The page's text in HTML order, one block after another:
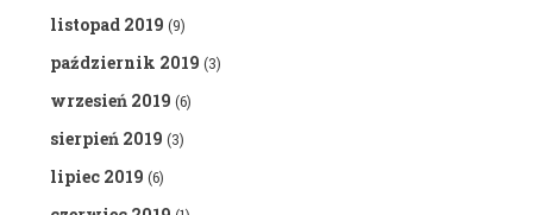
listopad 2019 (9)
październik 2019 (3)
wrzesień 2019 (6)
sierpień 2019 (3)
lipiec 2019 (6)